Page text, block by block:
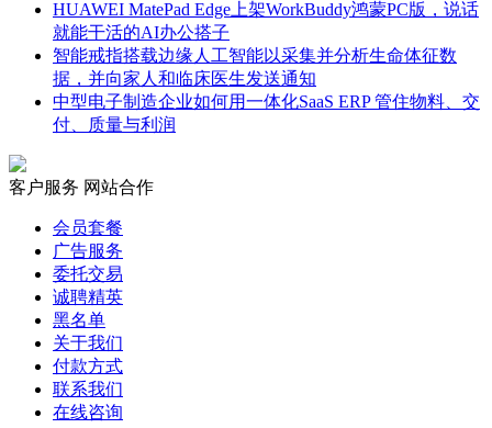
HUAWEI MatePad Edge上架WorkBuddy鸿蒙PC版，说话
就能干活的AI办公搭子
智能戒指搭载边缘人工智能以采集并分析生命体征数
据，并向家人和临床医生发送通知
中型电子制造企业如何用一体化SaaS ERP 管住物料、交
付、质量与利润
客户服务 网站合作
会员套餐
广告服务
委托交易
诚聘精英
黑名单
关于我们
付款方式
联系我们
在线咨询